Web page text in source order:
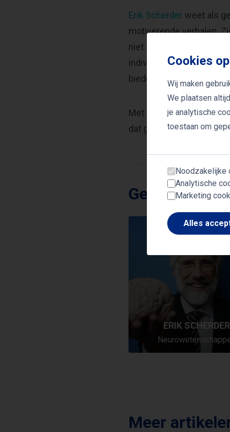
Erik Scherder weet als
motiverende verhalen.
niet alleen voor hun
individuele gezondheid
bieden concrete
Met zijn energieke en
dat gericht is op
Gerelateerde
ERIK SCHERDER
Meer
Cookies
Wij maken
We plaatsen
je analytische
toestaan om
Noodzakelijke
Analytische
Marketing
Alles